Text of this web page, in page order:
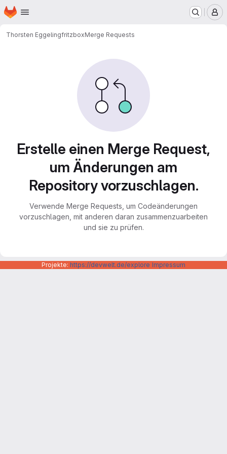
Zum Hauptinhalt springen
Startseite
Thorsten EggelingfritzboxMerge Requests
Erstelle einen Merge Request,
um Änderungen am
Repository vorzuschlagen.
Verwende Merge Requests, um Codeänderungen
vorzuschlagen, mit anderen daran zusammenzuarbeiten
und sie zu prüfen.
Projekte: https://devwelt.de/explore Impressum